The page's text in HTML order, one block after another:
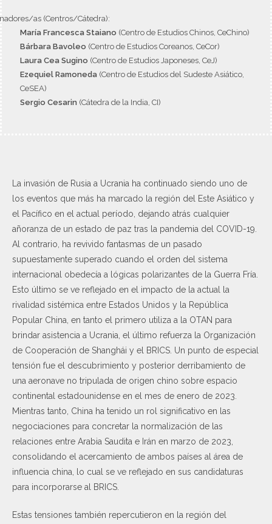
as (Centros/Cátedra):
María Francesca Staiano (Centro de Estudios Chinos, CeChino)
Bárbara Bavoleo (Centro de Estudios Coreanos, CeCor)
Laura Cea Sugino (Centro de Estudios Japoneses, CeJ)
Ezequiel Ramoneda (Centro de Estudios del Sudeste Asiático,
CeSEA)
Sergio Cesarin (Cátedra de la India, CI)
La invasión de Rusia a Ucrania ha continuado siendo uno de
los eventos que más ha marcado la región del Este Asiático y
el Pacífico en el actual período, dejando atrás cualquier
añoranza de un estado de paz tras la pandemia del COVID-19.
Al contrario, ha revivido fantasmas de un pasado
supuestamente superado cuando el orden del sistema
internacional obedecía a lógicas polarizantes de la Guerra Fría.
Esto último se ve reflejado en el impacto de la actual la
rivalidad sistémica entre Estados Unidos y la República
Popular China, en tanto el primero utiliza a la OTAN para
brindar asistencia a Ucrania, el último refuerza la Organización
de Cooperación de Shanghái y el BRICS. Un punto de especial
tensión fue el descubrimiento y posterior derribamiento de
una aeronave no tripulada de origen chino sobre espacio
continental estadounidense en el mes de enero de 2023.
Mientras tanto, China ha tenido un rol significativo en las
negociaciones para concretar la normalización de las
relaciones entre Arabia Saudita e Irán en marzo de 2023,
consolidando el acercamiento de ambos países al área de
influencia china, lo cual se ve reflejado en sus candidaturas
para incorporarse al BRICS.
Estas tensiones también repercutieron en la región del